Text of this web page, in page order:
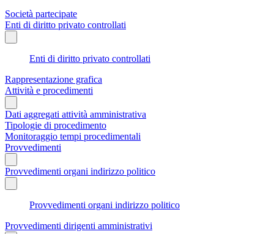
Società partecipate
Enti di diritto privato controllati
Enti di diritto privato controllati
Rappresentazione grafica
Attività e procedimenti
Dati aggregati attività amministrativa
Tipologie di procedimento
Monitoraggio tempi procedimentali
Provvedimenti
Provvedimenti organi indirizzo politico
Provvedimenti organi indirizzo politico
Provvedimenti dirigenti amministrativi